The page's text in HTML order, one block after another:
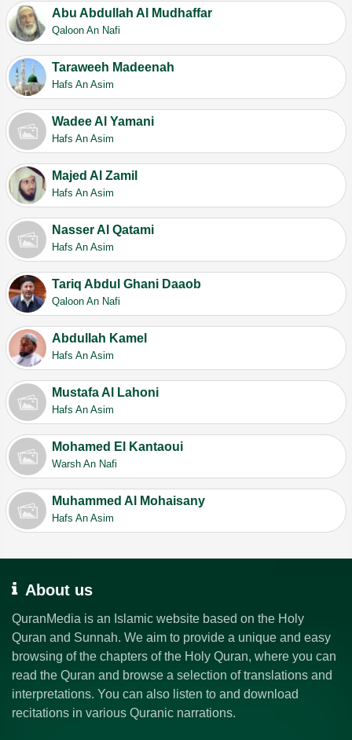
Abu Abdullah Al Mudhaffar
Qaloon An Nafi
Taraweeh Madeenah
Hafs An Asim
Wadee Al Yamani
Hafs An Asim
Majed Al Zamil
Hafs An Asim
Nasser Al Qatami
Hafs An Asim
Tariq Abdul Ghani Daaob
Qaloon An Nafi
Abdullah Kamel
Hafs An Asim
Mustafa Al Lahoni
Hafs An Asim
Mohamed El Kantaoui
Warsh An Nafi
Muhammed Al Mohaisany
Hafs An Asim
About us
QuranMedia is an Islamic website based on the Holy
Quran and Sunnah. We aim to provide a unique and easy
browsing of the chapters of the Holy Quran, where you can
read the Quran and browse a selection of translations and
interpretations. You can also listen to and download
recitations in various Quranic narrations.